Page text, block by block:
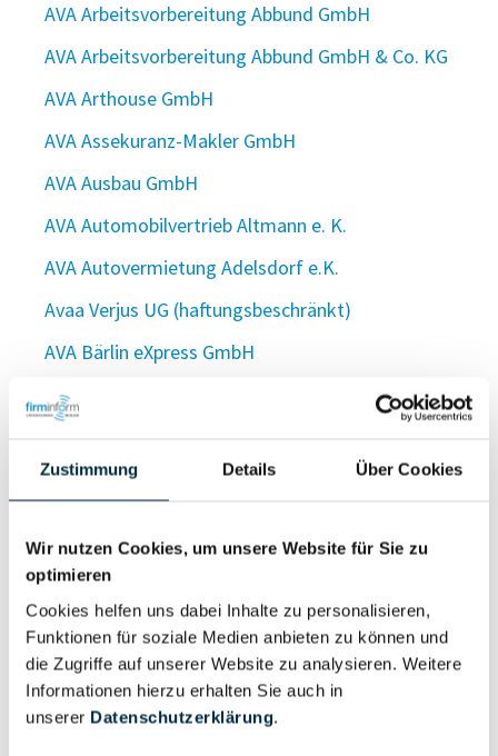
Zustimmung Details Über Cookies
Wir nutzen Cookies, um unsere Website für Sie zu
optimieren
Cookies helfen uns dabei Inhalte zu personalisieren,
Funktionen für soziale Medien anbieten zu können und
die Zugriffe auf unserer Website zu analysieren. Weitere
Informationen hierzu erhalten Sie auch in
unserer Datenschutzerklärung.
AVA Arbeitsvorbereitung Abbund GmbH
AVA Arbeitsvorbereitung Abbund GmbH & Co. KG
AVA Arthouse GmbH
AVA Assekuranz-Makler GmbH
AVA Ausbau GmbH
AVA Automobilvertrieb Altmann e. K.
AVA Autovermietung Adelsdorf e.K.
Avaa Verjus UG (haftungsbeschränkt)
AVA Bärlin eXpress GmbH
AVA Bau & Gebäudemanagement GmbH
AVA Bau GmbH
AVA Bau GmbH & Co. KG
AVA Beratungsgesellschaft m.b.H.
Avabis GmbH
avablu GmbH
Avabrain UG (haftungsbeschränkt)